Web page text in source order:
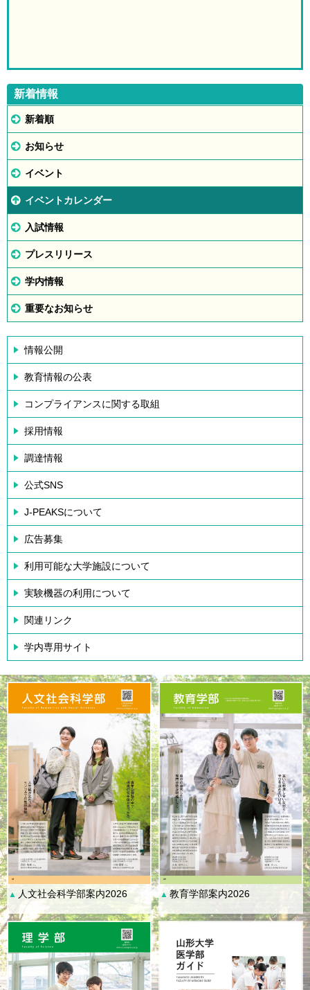
新着情報
新着順
お知らせ
イベント
イベントカレンダー
入試情報
プレスリリース
学内情報
重要なお知らせ
情報公開
教育情報の公表
コンプライアンスに関する取組
採用情報
調達情報
公式SNS
J-PEAKSについて
広告募集
利用可能な大学施設について
実験機器の利用について
関連リンク
学内専用サイト
▲ 人文社会科学部案内2026 ▲ 教育学部案内2026